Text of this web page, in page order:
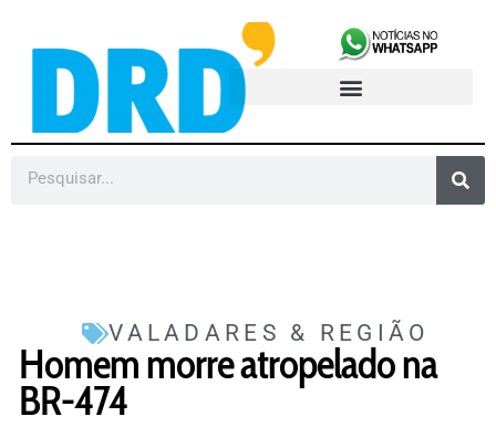
VALADARES & REGIÃO
Homem morre atropelado na
BR-474